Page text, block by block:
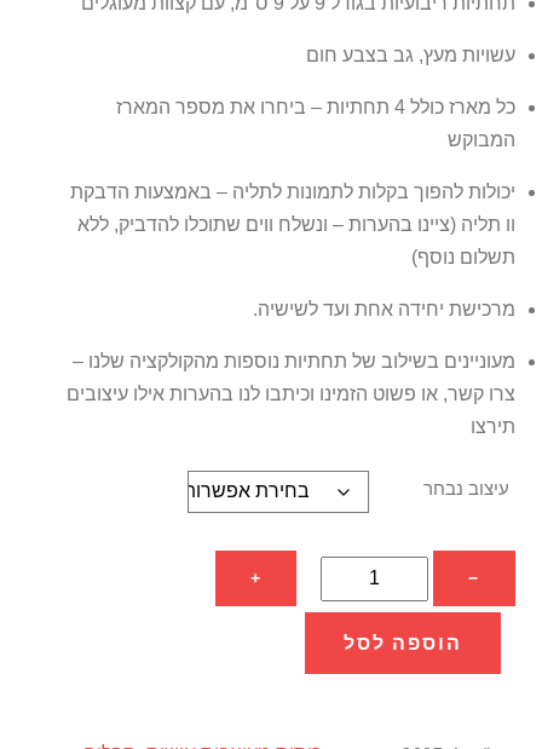
עשויות מעץ, גב בצבע חום
כל מארז כולל 4 תחתיות – ביחרו את מספר המארז
המבוקש
יכולות להפוך בקלות לתמונות לתליה – באמצעות הדבקת
וו תליה (ציינו בהערות – ונשלח ווים שתוכלו להדביק, ללא
תשלום נוסף)
מרכישת יחידה אחת ועד לשישיה.
מעוניינים בשילוב של תחתיות נוספות מהקולקציה שלנו –
צרו קשר, או פשוט הזמינו וכיתבו לנו בהערות אילו עיצובים
תירצו
עיצוב נבחר
−
של
רביעיית
+
הוספה לסל